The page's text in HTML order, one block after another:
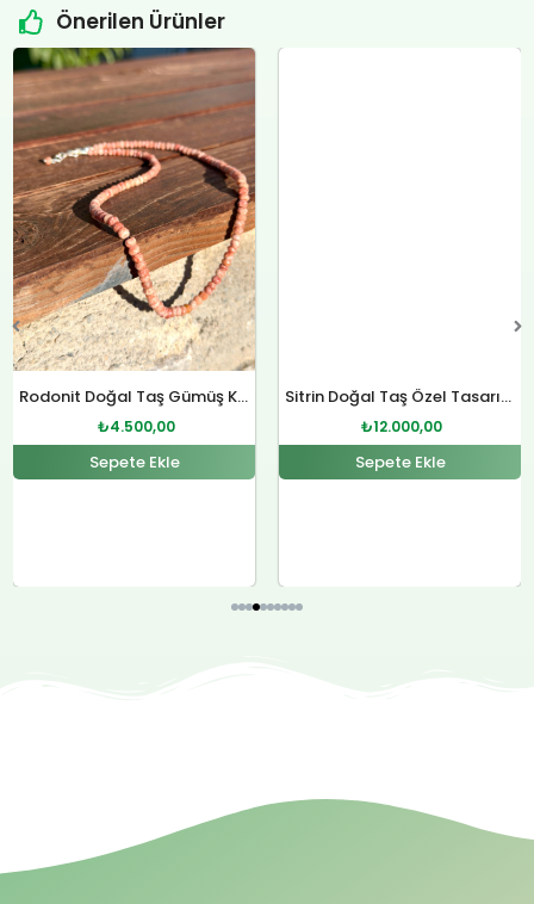
Önerilen Ürünler
Rodonit Doğal Taş Gümüş Kolye
Orijinal
fiyat:
₺4.800,00.
₺4.500,00
Şu
andaki
fiyat:
₺4.500,00.
Sepete Ekle